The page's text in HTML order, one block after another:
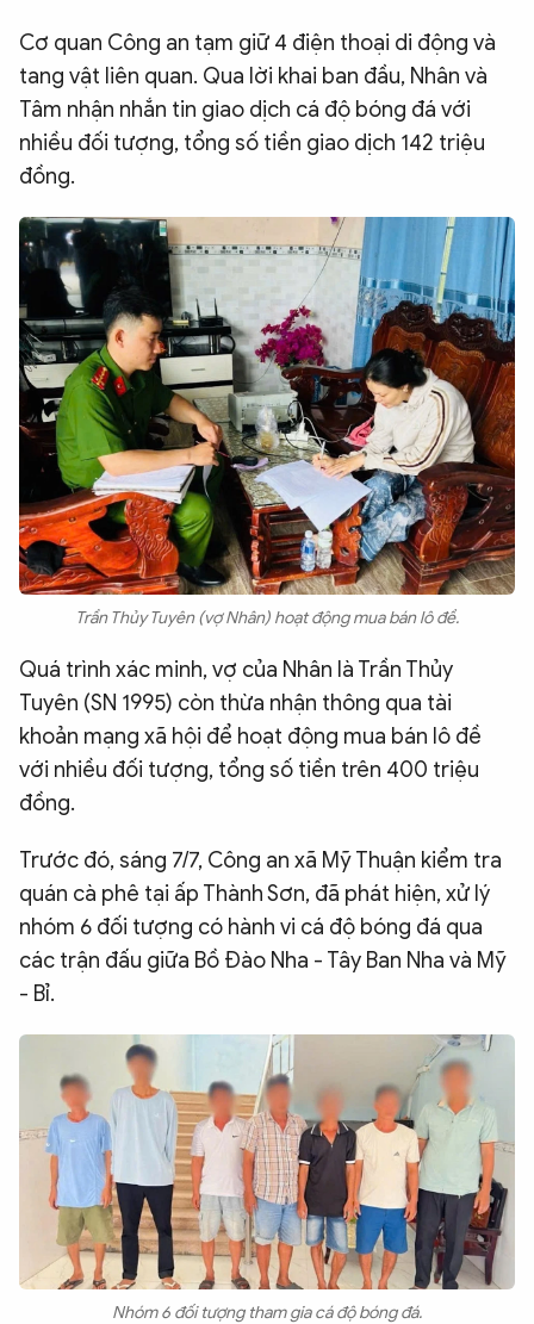
Cơ quan Công an tạm giữ 4 điện thoại di động và
tang vật liên quan. Qua lời khai ban đầu, Nhân và
Tâm nhận nhắn tin giao dịch cá độ bóng đá với
nhiều đối tượng, tổng số tiền giao dịch 142 triệu
đồng.
Trần Thủy Tuyên (vợ Nhân) hoạt động mua bán lô đề.
Quá trình xác minh, vợ của Nhân là Trần Thủy
Tuyên (SN 1995) còn thừa nhận thông qua tài
khoản mạng xã hội để hoạt động mua bán lô đề
với nhiều đối tượng, tổng số tiền trên 400 triệu
đồng.
Trước đó, sáng 7/7, Công an xã Mỹ Thuận kiểm tra
quán cà phê tại ấp Thành Sơn, đã phát hiện, xử lý
nhóm 6 đối tượng có hành vi cá độ bóng đá qua
các trận đấu giữa Bồ Đào Nha - Tây Ban Nha và Mỹ
- Bỉ.
Nhóm 6 đối tượng tham gia cá độ bóng đá.